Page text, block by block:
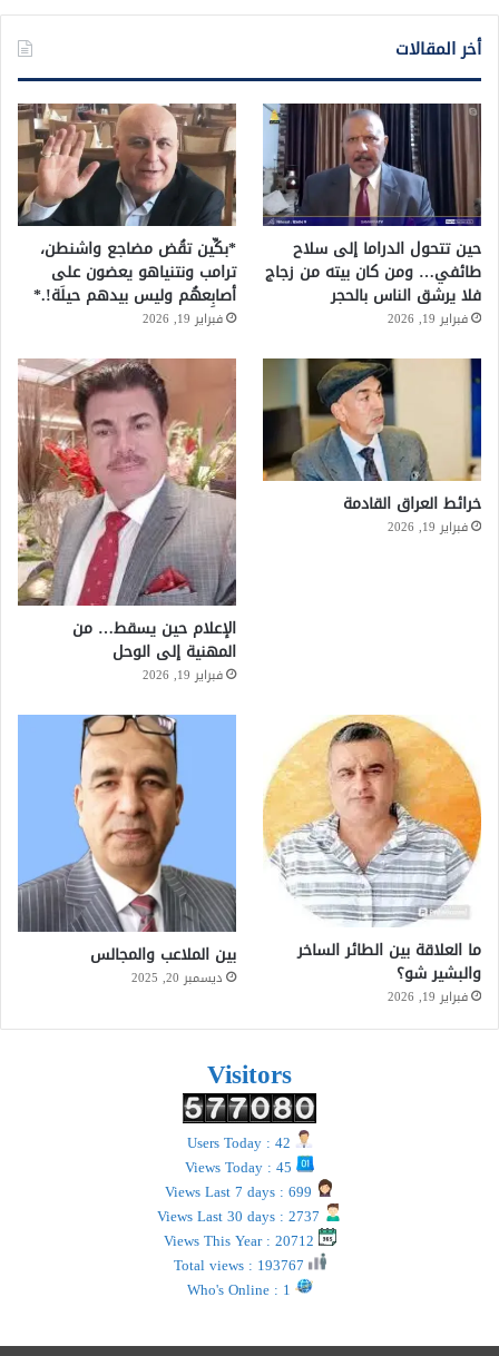
أخر المقالات
حين تتحول الدراما إلى سلاح
طائفي… ومن كان بيته من زجاج
فلا يرشق الناس بالحجر
فبراير 19, 2026
*بكِّين تقُض مضاجع واشنطن،
ترامب ونتنياهو يعضون على
أصابِعهُم وليس بيدهم حيلَة!.*
فبراير 19, 2026
خرائط العراق القادمة
فبراير 19, 2026
الإعلام حين يسقط… من
المهنية إلى الوحل
فبراير 19, 2026
ما العلاقة بين الطائر الساخر
والبشير شو؟
فبراير 19, 2026
بين الملاعب والمجالس
ديسمبر 20, 2025
Visitors